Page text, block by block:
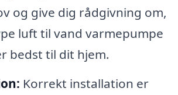
og give dig rådgivning om,
luft til vand varmepumpe
bedst til dit hjem.
Korrekt installation er